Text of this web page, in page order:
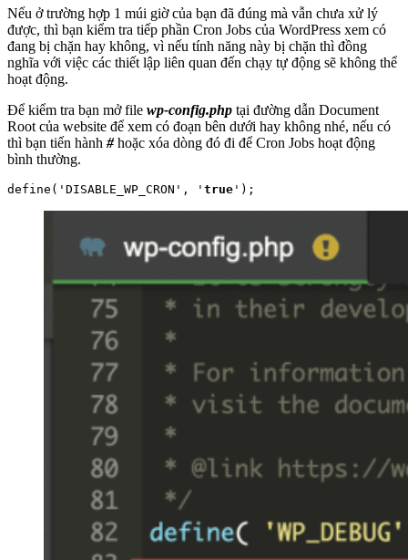
Nếu ở trường hợp 1 múi giờ của bạn đã đúng mà vẫn chưa xử lý
được, thì bạn kiểm tra tiếp phần Cron Jobs của WordPress xem có
đang bị chặn hay không, vì nếu tính năng này bị chặn thì đồng
nghĩa với việc các thiết lập liên quan đến chạy tự động sẽ không thể
hoạt động.
Để kiểm tra bạn mở file wp-config.php tại đường dẫn Document
Root của website để xem có đoạn bên dưới hay không nhé, nếu có
thì bạn tiến hành #hoặc xóa dòng đó đi để Cron Jobs hoạt động
bình thường.
define('DISABLE_WP_CRON', ' true ');